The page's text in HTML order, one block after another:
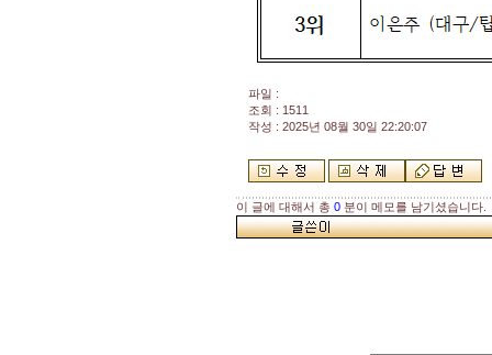
파일 :
조회 : 1511
작성 : 2025년 08월 30일 22:20:07
이 글에 대해서 총 0 분이 메모를 남기셨습니다.